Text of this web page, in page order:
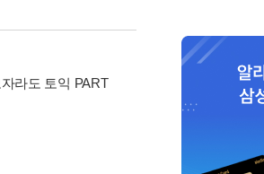
라도 토익 PART